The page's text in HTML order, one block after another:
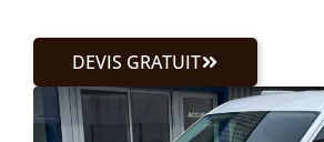
DEVIS GRATUIT